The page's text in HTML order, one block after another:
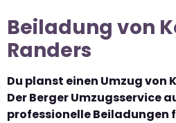
Beiladung von
Randers
Du planst einen Umzug von
Der Berger Umzugsservice
professionelle Beiladungen